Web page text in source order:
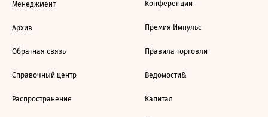
Менеджмент
Архив
Обратная связь
Справочный центр
Распространение
Конференции
Премия Импульс
Правила торговли
Ведомости&
Капитал